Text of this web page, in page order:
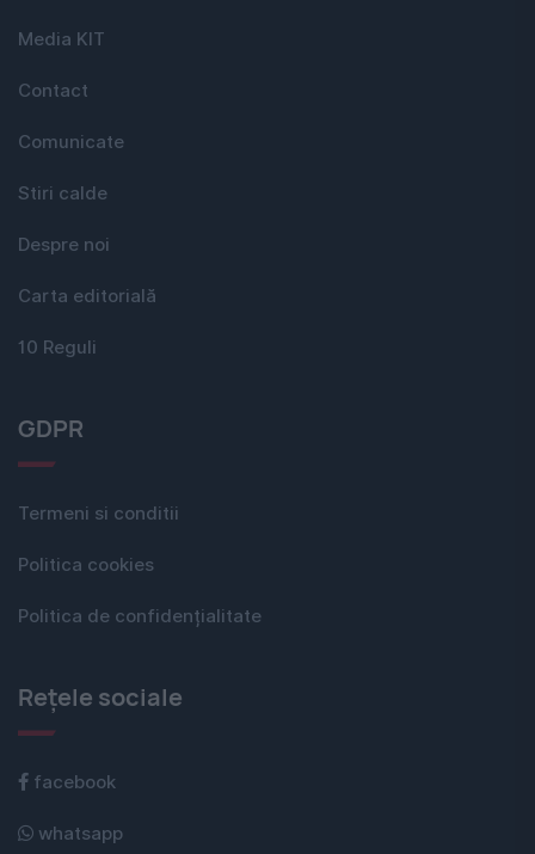
Media KIT
Contact
Comunicate
Stiri calde
Despre noi
Carta editorială
10 Reguli
GDPR
Termeni si conditii
Politica cookies
Politica de confidențialitate
Rețele sociale
facebook
whatsapp